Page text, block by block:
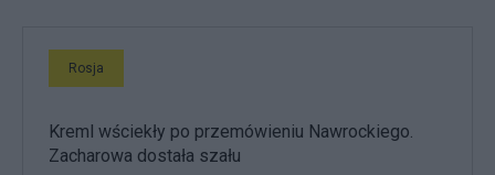
Rosja
Kreml wściekły po przemówieniu Nawrockiego.
Zacharowa dostała szału